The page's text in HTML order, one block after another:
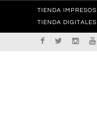
TIENDA IMPRESOS
TIENDA DIGITALES